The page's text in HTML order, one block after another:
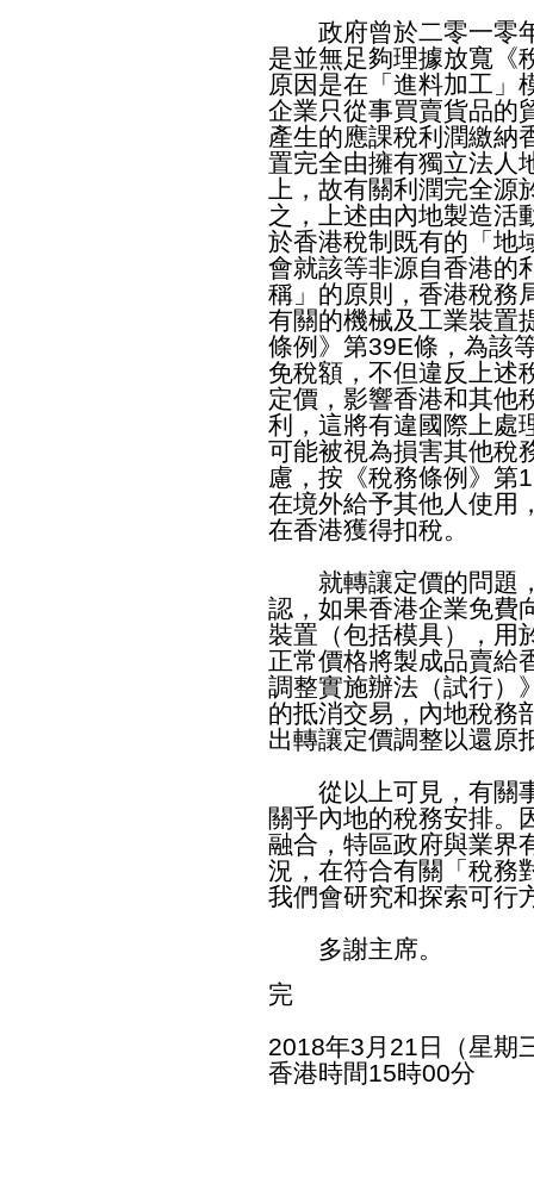
政府曾於二零一零年
是並無足夠理據放寬《
原因是在「進料加工」
企業只從事買賣貨品的
產生的應課稅利潤繳納
置完全由擁有獨立法人
上，故有關利潤完全
之，上述由內地製造活
於香港稅制既有的「地
會就該等非源自香港的
稱」的原則，香港稅務
有關的機械及工業裝置
條例》第39E條，為該
免稅額，不但違反上述
定價，影響香港和其他
利，這將有違國際上處
可能被視為損害其他稅
慮，按《稅務條例》第
在境外給予其他人使用
在香港獲得扣稅。
就轉讓定價的問題，
認，如果香港企業免費
裝置（包括模具），用
正常價格將製成品賣給
調整實施辦法（試行）
的抵消交易，內地稅務
出轉讓定價調整以還原
從以上可見，有關事
關乎內地的稅務安排。
融合，特區政府與業界
況，在符合有關「稅務
我們會研究和探索可行
多謝主席。
完
2018年3月21日（星期
香港時間15時00分